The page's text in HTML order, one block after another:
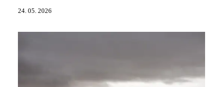
24. 05. 2026